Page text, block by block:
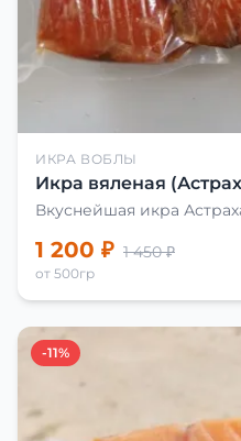
ИКРА ВОБЛЫ
Икра вяленая
Вкуснейшая икра
1 200 ₽ 1 450 ₽
от 500гр
-11%